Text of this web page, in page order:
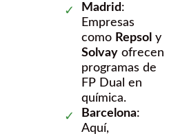
Madrid:
Empresas
como Repsol y
Solvay ofrecen
programas de
FP Dual en
química.
Barcelona:
Aquí,